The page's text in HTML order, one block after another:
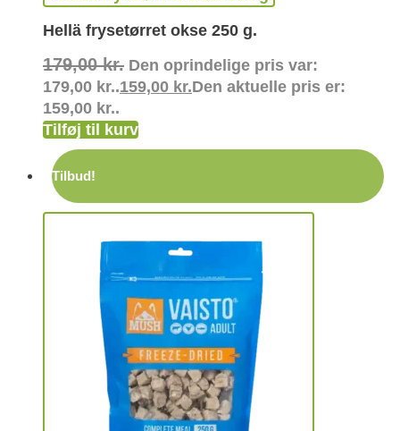
Hellä frysetørret okse 250 g.
179,00kr. Den oprindelige pris var:
179,00 kr..159,00 kr.Den aktuelle pris er:
159,00 kr..
Tilføj til kurv
Tilbud!